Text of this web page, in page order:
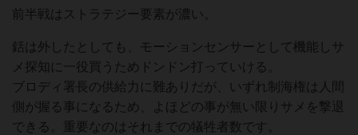
前半戦はストラテジー要素が濃い。
銛は外したとしても、モーションセンサーとして機能しサ
メ探知に一役買うためドンドン打っていける。
ブロディ署長の供給力に難ありだが、いずれ制海権は人間
側が握る事になるため、よほどの事が無い限りサメを撃退
できる。重要なのはそれまでの犠牲者数です。